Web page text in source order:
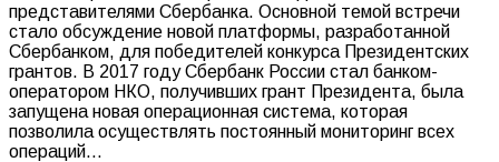
представителями Сбербанка. Основной темой встречи
стало обсуждение новой платформы, разработанной
Сбербанком, для победителей конкурса Президентских
грантов. В 2017 году Сбербанк России стал банком-
оператором НКО, получивших грант Президента, была
запущена новая операционная система, которая
позволила осуществлять постоянный мониторинг всех
операций…